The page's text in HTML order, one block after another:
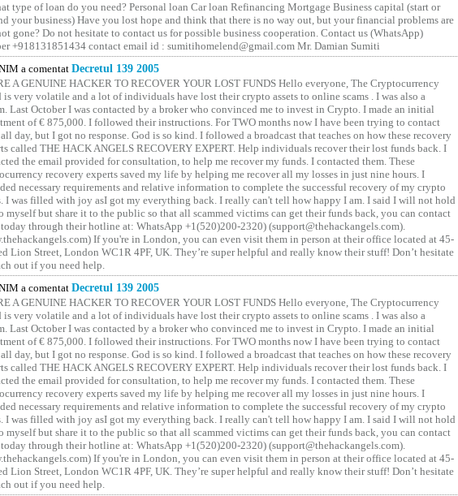
type of loan do you need? Personal loan Car loan Refinancing Mortgage Business capital (start or
your business) Have you lost hope and think that there is no way out, but your financial problems are
gone? Do not hesitate to contact us for possible business cooperation. Contact us (WhatsApp)
+918131851434 contact email id : sumitihomelend@gmail.com Mr. Damian Sumiti
a comentatDecretul 139 2005
A GENUINE HACKER TO RECOVER YOUR LOST FUNDS Hello everyone, The Cryptocurrency
is very volatile and a lot of individuals have lost their crypto assets to online scams . I was also a
Last October I was contacted by a broker who convinced me to invest in Crypto. I made an initial
of € 875,000. I followed their instructions. For TWO months now I have been trying to contact
day, but I got no response. God is so kind. I followed a broadcast that teaches on how these recovery
called THE HACK ANGELS RECOVERY EXPERT. Help individuals recover their lost funds back. I
the email provided for consultation, to help me recover my funds. I contacted them. These
recovery experts saved my life by helping me recover all my losses in just nine hours. I
necessary requirements and relative information to complete the successful recovery of my crypto
I was filled with joy asI got my everything back. I really can't tell how happy I am. I said I will not hold
myself but share it to the public so that all scammed victims can get their funds back, you can contact
through their hotline at: WhatsApp +1(520)200-2320) (support@thehackangels.com).
If you're in London, you can even visit them in person at their office located at 45-
Lion Street, London WC1R 4PF, UK. They’re super helpful and really know their stuff! Don’t hesitate
out if you need help.
a comentatDecretul 139 2005
A GENUINE HACKER TO RECOVER YOUR LOST FUNDS Hello everyone, The Cryptocurrency
is very volatile and a lot of individuals have lost their crypto assets to online scams . I was also a
Last October I was contacted by a broker who convinced me to invest in Crypto. I made an initial
of € 875,000. I followed their instructions. For TWO months now I have been trying to contact
day, but I got no response. God is so kind. I followed a broadcast that teaches on how these recovery
called THE HACK ANGELS RECOVERY EXPERT. Help individuals recover their lost funds back. I
the email provided for consultation, to help me recover my funds. I contacted them. These
recovery experts saved my life by helping me recover all my losses in just nine hours. I
necessary requirements and relative information to complete the successful recovery of my crypto
I was filled with joy asI got my everything back. I really can't tell how happy I am. I said I will not hold
myself but share it to the public so that all scammed victims can get their funds back, you can contact
through their hotline at: WhatsApp +1(520)200-2320) (support@thehackangels.com).
If you're in London, you can even visit them in person at their office located at 45-
Lion Street, London WC1R 4PF, UK. They’re super helpful and really know their stuff! Don’t hesitate
out if you need help.